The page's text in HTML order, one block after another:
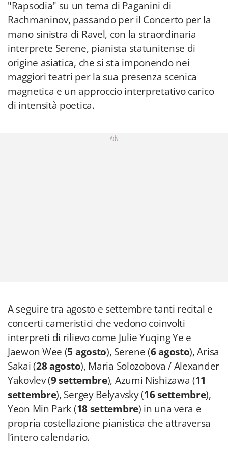
origine asiatica, che si sta imponendo nei
maggiori teatri per la sua presenza scenica
magnetica e un approccio interpretativo carico
di intensità poetica.
Adv
Sakai (28 agosto), Maria Solozobova / Alexander
Yakovlev (9 settembre), Azumi Nishizawa (
settembre), Sergey Belyavsky (16 settembre
Yeon Min Park (18 settembre) in una vera e
propria costellazione pianistica che attraversa
l’intero calendario.
Il13 agosto, la pianista Rexa Han è
protagonista di un programma travolgente che
include la "Rapsodia in Blue" di Gershwin e il